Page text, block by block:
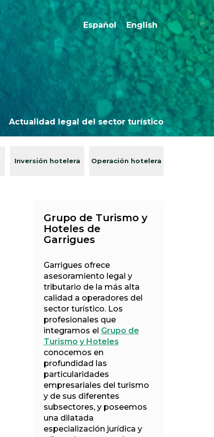
Español English
Actualidad legal del sector turístico
Inversión hotelera Operación hotelera
Grupo de Turismo y
Hoteles de
Garrigues
Garrigues ofrece
asesoramiento legal y
tributario de la más alta
calidad a operadores del
sector turístico. Los
profesionales que
integramos el Grupo de
Turismo y Hoteles
conocemos en
profundidad las
particularidades
empresariales del turismo
y de sus diferentes
subsectores, y poseemos
una dilatada
especialización jurídica y